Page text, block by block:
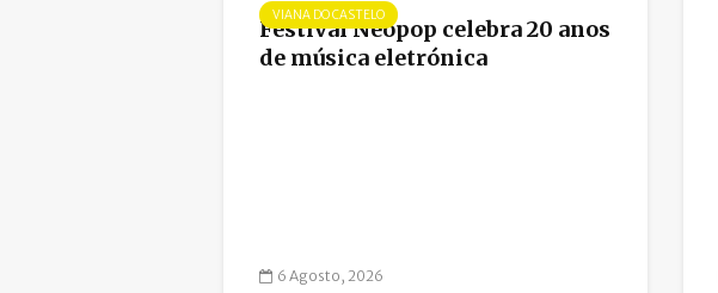
VIANA DO CASTELO
Festival Neopop celebra 20 anos
de música eletrónica
6 Agosto, 2026